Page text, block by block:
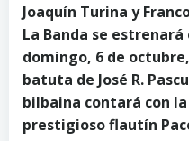
Joaquín Turina y
La Banda se
domingo, 6 de
batuta de José R.
bilbaina contará con
prestigioso flautín